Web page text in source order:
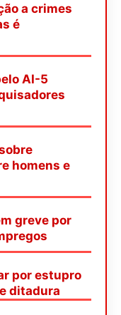
a crimes
é
AI-5
homens e
greve por
por estupro
ditadura